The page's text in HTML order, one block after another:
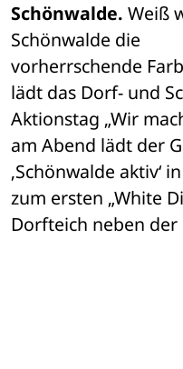
Schönwalde. Weiß
Schönwalde die
vorherrschende
lädt das Dorf- und
Aktionstag „Wir
am Abend lädt der
‚Schönwalde aktiv‘
zum ersten „White
Dorfteich neben